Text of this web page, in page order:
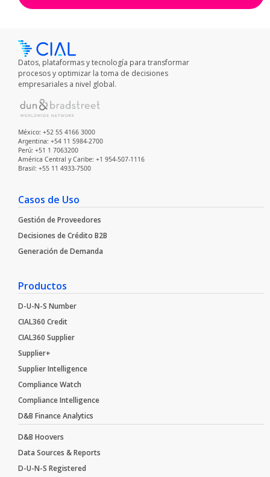
Datos, plataformas y tecnología para transformar
procesos y optimizar la toma de decisiones
empresariales a nivel global.
México: +52 55 4166 3000
Argentina: +54 11 5984-2700
Perú: +51 1 7063200
América Central y Caribe: +1 954-507-1116
Brasil: +55 11 4933-7500
Casos de Uso
Gestión de Proveedores
Decisiones de Crédito B2B
Generación de Demanda
Productos
D-U-N-S Number
CIAL360 Credit
CIAL360 Supplier
Supplier+
Supplier Intelligence
Compliance Watch
Compliance Intelligence
D&B Finance Analytics
D&B Hoovers
Data Sources & Reports
D-U-N-S Registered